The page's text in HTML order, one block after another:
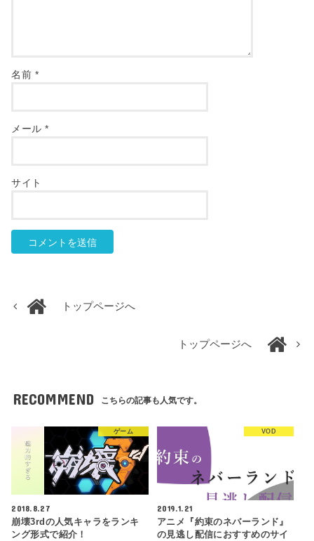
名前 *
メール *
サイト
トップページへ
トップページへ
RECOMMEND こちらの記事も人気です。
ゲーム
2018.8.27
崩壊3rdの人気キャラをランキ
ング形式で紹介！
VOD
2019.1.21
アニメ『約束のネバーランド』
の見逃し配信におすすめのサイ